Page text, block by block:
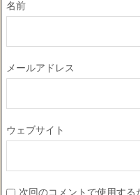
名前
メールアドレス
ウェブサイト
次回のコメントで使用す